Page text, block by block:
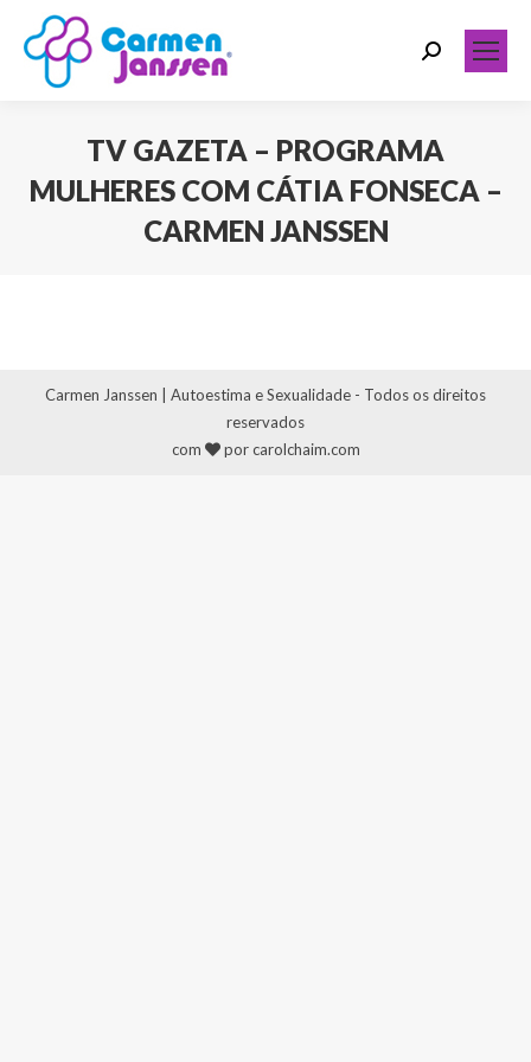
Search:
TV GAZETA – PROGRAMA
MULHERES COM CÁTIA FONSECA –
CARMEN JANSSEN
Carmen Janssen | Autoestima e Sexualidade - Todos os direitos
reservados
com
por carolchaim.com